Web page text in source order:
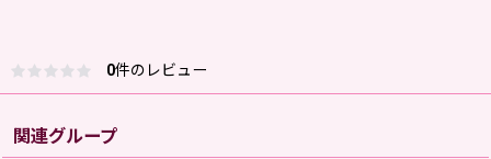
0件のレビュー
関連グループ